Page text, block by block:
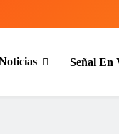
y el
Señal En